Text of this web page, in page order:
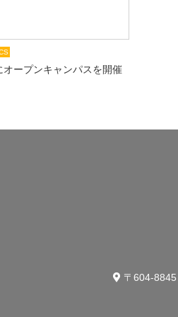
オープンキャンパスを開催
〒604-